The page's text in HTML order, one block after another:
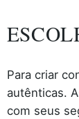
Para criar
autênticas.
com seus